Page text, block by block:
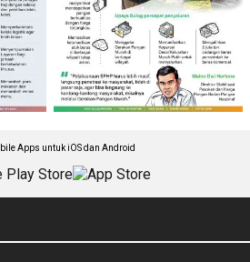
Apps untuk iOS dan Android